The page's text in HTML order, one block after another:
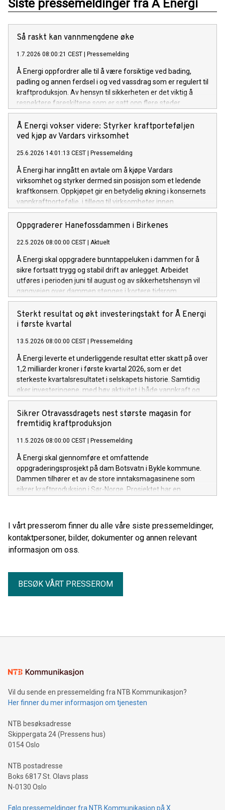
Siste pressemeldinger fra Å Energi
Så raskt kan vannmengdene øke
1.7.2026 08:00:21 CEST Pressemelding
Å Energi oppfordrer alle til å være forsiktige ved bading,
padling og annen ferdsel i og ved vassdrag som er regulert til
kraftproduksjon. Av hensyn til sikkerheten er det viktig å
respektere fareskiltene som er satt opp flere steder.
Å Energi vokser videre: Styrker kraftporteføljen
ved kjøp av Vardars virksomhet
25.6.2026 14:01:13 CEST Pressemelding
Å Energi har inngått en avtale om å kjøpe Vardars
virksomhet og styrker dermed sin posisjon som et ledende
kraftkonsern. Oppkjøpet gir en betydelig økning i konsernets
vannkraftportefølje, i tillegg til virksomheter innen
fjernvarme, sol- og vindkraft.
Oppgraderer Hanefossdammen i Birkenes
22.5.2026 08:00:00 CEST Aktuelt
Å Energi skal oppgradere bunntappeluken i dammen for å
sikre fortsatt trygg og stabil drift av anlegget. Arbeidet
utføres i perioden juni til august og av sikkerhetshensyn vil
gangveien over dammen stenges i kortere tidsrom.
Sterkt resultat og økt investeringstakt for Å Energi
i første kvartal
13.5.2026 08:00:00 CEST Pressemelding
Å Energi leverte et underliggende resultat etter skatt på over
1,2 milliarder kroner i første kvartal 2026, som er det
sterkeste kvartalsresultatet i selskapets historie. Samtidig
øker investeringene, med høy aktivitet i både vannkraft og
strømnett.
Sikrer Otravassdragets nest største magasin for
fremtidig kraftproduksjon
11.5.2026 08:00:00 CEST Pressemelding
Å Energi skal gjennomføre et omfattende
oppgraderingsprosjekt på dam Botsvatn i Bykle kommune.
Dammen tilhører et av de store inntaksmagasinene som
sikrer kraftproduksjon i Sør-Norge. Prosjektet har en
I vårt presserom finner du alle våre siste pressemeldinger,
kontaktpersoner, bilder, dokumenter og annen relevant
informasjon om oss.
BESØK VÅRT PRESSEROM
Vil du sende en pressemelding fra NTB Kommunikasjon?
Her finner du mer informasjon om tjenesten
NTB besøksadresse
Skippergata 24 (Pressens hus)
0154 Oslo
NTB postadresse
Boks 6817 St. Olavs plass
N-0130 Oslo
Følg pressemeldinger fra NTB Kommunikasjon på X